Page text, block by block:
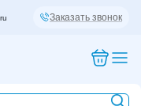
Заказать звонок